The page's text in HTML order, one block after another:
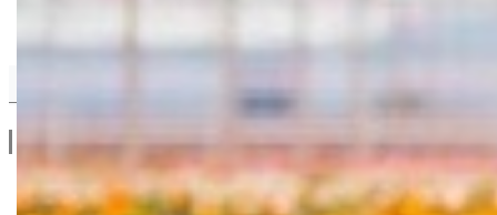
Drugi Proizvodi od ROAM TEHNOLOGY
O Nama